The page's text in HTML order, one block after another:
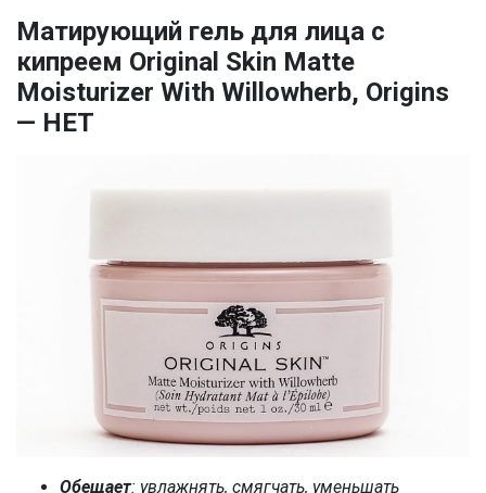
Матирующий гель для лица с
кипреем Original Skin Matte
Moisturizer With Willowherb, Origins
— НЕТ
Обещает: увлажнять, смягчать, уменьшать